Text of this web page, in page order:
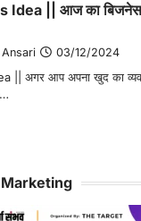
|| आज का बिजनेस
03/12/2024
|| अगर आप अपना खुद का